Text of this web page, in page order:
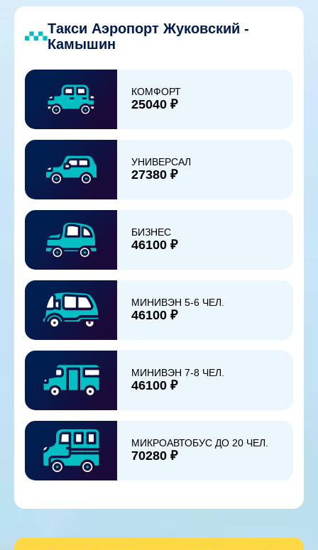
Такси Аэропорт Жуковский -
Камышин
КОМФОРТ
25040 ₽
УНИВЕРСАЛ
27380 ₽
БИЗНЕС
46100 ₽
МИНИВЭН 5-6 ЧЕЛ.
46100 ₽
МИНИВЭН 7-8 ЧЕЛ.
46100 ₽
МИКРОАВТОБУС ДО 20 ЧЕЛ.
70280 ₽